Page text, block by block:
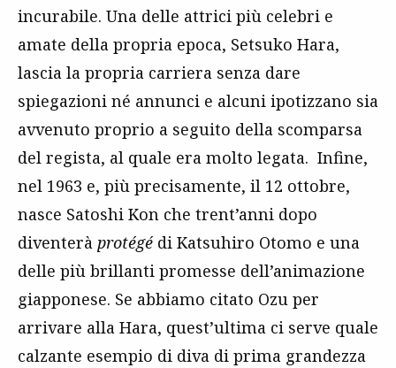
incurabile. Una delle attrici più celebri e
amate della propria epoca, Setsuko Hara,
lascia la propria carriera senza dare
spiegazioni né annunci e alcuni ipotizzano sia
avvenuto proprio a seguito della scomparsa
del regista, al quale era molto legata. Infine,
nel 1963 e, più precisamente, il 12 ottobre,
nasce Satoshi Kon che trent’anni dopo
diventerà protégé di Katsuhiro Otomo e una
delle più brillanti promesse dell’animazione
giapponese. Se abbiamo citato Ozu per
arrivare alla Hara, quest’ultima ci serve quale
calzante esempio di diva di prima grandezza